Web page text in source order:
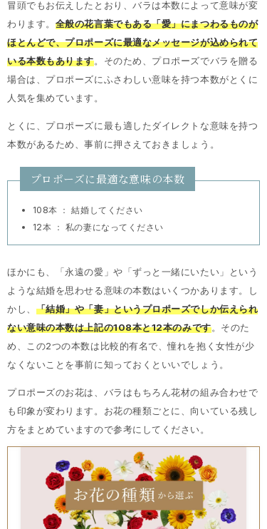
冒頭でもお伝えしたとおり、バラは本数によって意味が変
わります。 全般の花言葉でもある「愛」にまつわるものが
ほとんどで、プロポーズに最適なメッセージが込められて
いる本数もあります。そのため、プロポーズでバラを贈る
場合は、プロポーズにふさわしい意味を持つ本数がとくに
人気を集めています。
とくに、プロポーズに最も適したダイレクトな意味を持つ
本数があるため、事前に押さえておきましょう。
プロポーズに最適な意味の本数
108本 ： 結婚してください
12本 ： 私の妻になってください
ほかにも、「永遠の愛」や「ずっと一緒にいたい」という
ような結婚を思わせる意味の本数はいくつかあります。し
かし、 「結婚」や「妻」というプロポーズでしか伝えられ
ない意味の本数は上記の108本と12本のみです。そのた
め、この2つの本数は比較的有名で、憧れを抱く女性が少
なくないことを事前に知っておくといいでしょう。
プロポーズのお花は、バラはもちろん花材の組み合わせで
も印象が変わります。お花の種類ごとに、向いている残し
方をまとめていますので参考にしてください。